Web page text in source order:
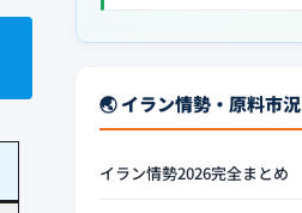
🌏 イラン情勢・原料市況
イラン情勢2026完全まとめ